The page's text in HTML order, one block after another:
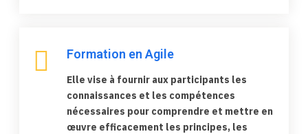
Formation en Agile
Elle vise à fournir aux participants les
connaissances et les compétences
nécessaires pour comprendre et mettre en
œuvre efficacement les principes, les